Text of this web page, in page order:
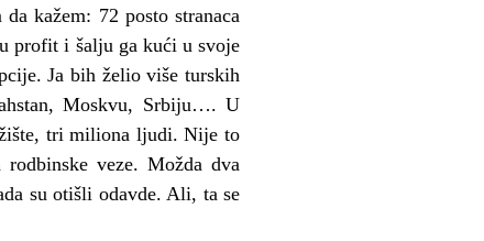
kažem: 72 posto stranaca
profit i šalju ga kući u svoje
Ja bih želio više turskih
Moskvu, Srbiju…. U
tri miliona ljudi. Nije to
veze. Možda dva
su otišli odavde. Ali, ta se